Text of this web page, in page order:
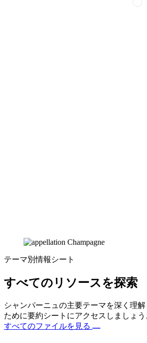
テーマ別情報シート
すべてのリソースを探索
シャンパーニュの主要テーマを深く理
ために要約シートにアクセスしましょう
すべてのファイルを見る